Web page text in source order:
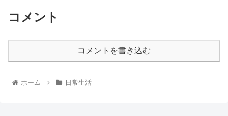
コメント
コメントを書き込む
ホーム 日常生活